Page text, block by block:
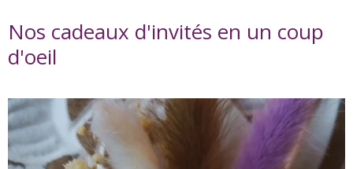
Nos cadeaux d'invités en un coup
d'oeil